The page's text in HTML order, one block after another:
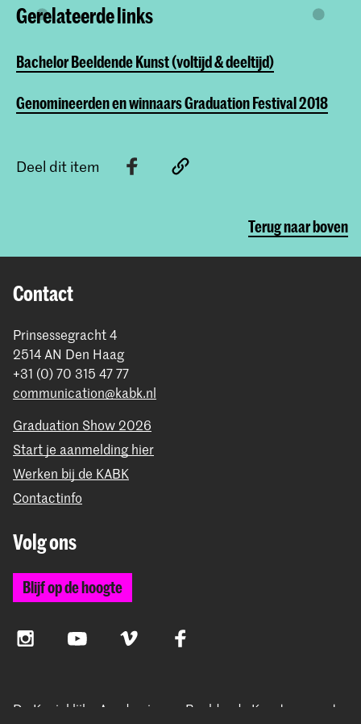
Gerelateerde links
Bachelor Beeldende Kunst (voltijd & deeltijd)
Genomineerden en winnaars Graduation Festival 2018
Deel dit item
Terug naar boven
Contact
Prinsessegracht 4
2514 AN Den Haag
+31 (0) 70 315 47 77
communication@kabk.nl
Graduation Show 2026
Start je aanmelding hier
Werken bij de KABK
Contactinfo
Volg ons
Blijf op de hoogte
InstagramYouTube Vimeo Facebook
De Koninklijke Academie van Beeldende Kunsten vormt